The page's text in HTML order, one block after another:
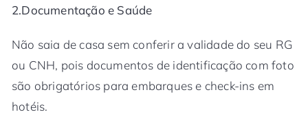
2.Documentação e Saúde
Não saia de casa sem conferir a validade do seu RG
ou CNH, pois documentos de identificação com foto
são obrigatórios para embarques e check-ins em
hotéis.